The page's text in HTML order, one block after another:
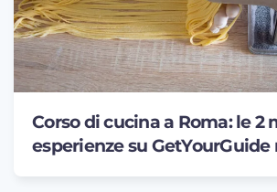
Corso di cucina a Roma: le 2
esperienze su GetYourGuide